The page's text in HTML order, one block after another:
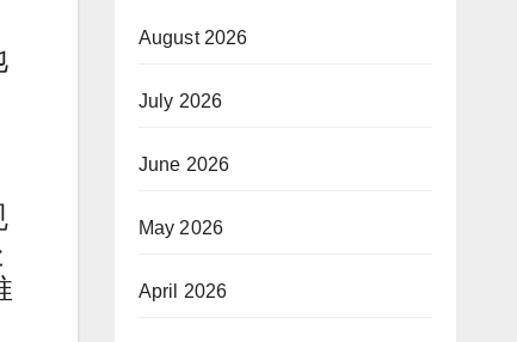
August 2026
July 2026
June 2026
May 2026
April 2026